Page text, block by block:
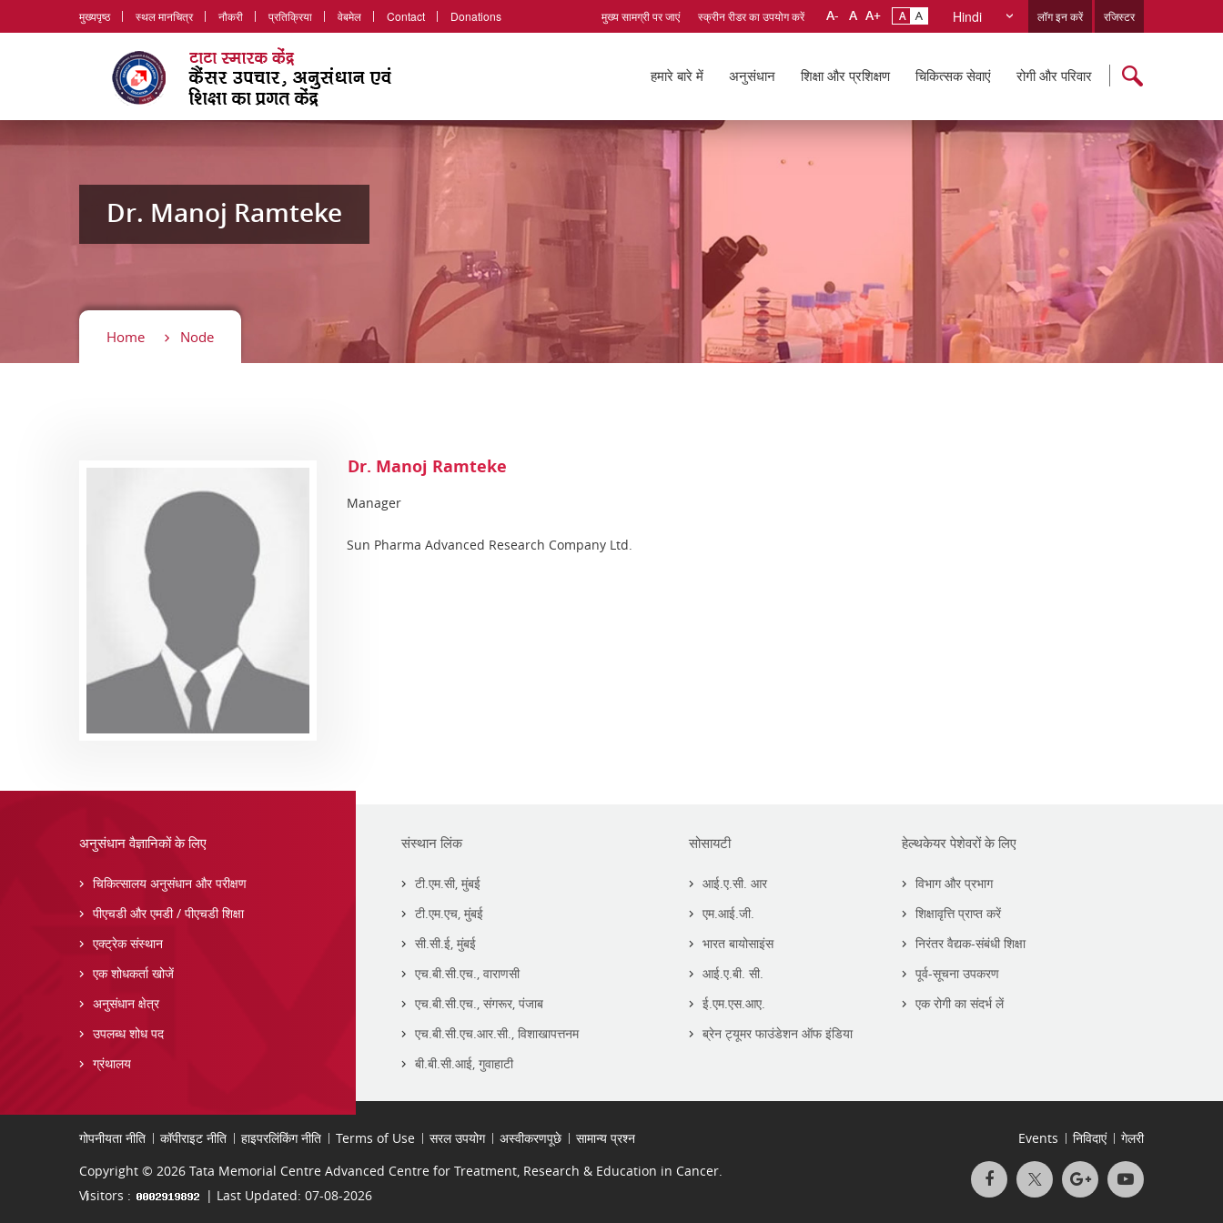
मुख्यपृष्ठ स्थल मानचित्र नौकरी प्रतिक्रिया वेबमेल Contact Donations मुख्य सामग्री पर जाएं स्क्रीन रीडर का उपयोग करें Hindi लॉग इन करें रजिस्टर
हमारे बारे में अनुसंधान शिक्षा और प्रशिक्षण चिकित्सक सेवाएं रोगी और परिवार
Dr. Manoj Ramteke
Home Node
Dr. Manoj Ramteke
Manager
Sun Pharma Advanced Research Company Ltd.
अनुसंधान वैज्ञानिकों के लिए
चिकित्सालय अनुसंधान और परीक्षण
पीएचडी और एमडी / पीएचडी शिक्षा
एक्ट्रेक संस्थान
एक शोधकर्ता खोजें
अनुसंधान क्षेत्र
उपलब्ध शोध पद
ग्रंथालय
संस्थान लिंक
टी.एम.सी, मुंबई
टी.एम.एच, मुंबई
सी.सी.ई, मुंबई
एच.बी.सी.एच., वाराणसी
एच.बी.सी.एच., संगरूर, पंजाब
एच.बी.सी.एच.आर.सी., विशाखापत्तनम
बी.बी.सी.आई, गुवाहाटी
सोसायटी
आई.ए.सी. आर
एम.आई.जी.
भारत बायोसाइंस
आई.ए.बी. सी.
ई.एम.एस.आए.
ब्रेन ट्यूमर फाउंडेशन ऑफ इंडिया
हेल्थकेयर पेशेवरों के लिए
विभाग और प्रभाग
शिक्षावृत्ति प्राप्त करें
निरंतर वैद्यक-संबंधी शिक्षा
पूर्व-सूचना उपकरण
एक रोगी का संदर्भ लें
गोपनीयता नीति कॉपीराइट नीति हाइपरलिंकिंग नीति Terms of Use सरल उपयोग अस्वीकरणपूछे सामान्य प्रश्न Events निविदाएं
गेलरी
Copyright © 2026 Tata Memorial Centre Advanced Centre for Treatment, Research & Education in Cancer.
Visitors :
| Last Updated: 07-08-2026